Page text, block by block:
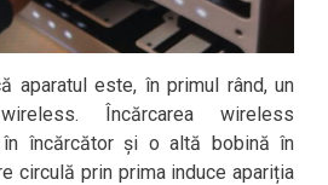
aparatul este, în primul rând, un
Încărcarea wireless
încărcător și o altă bobină în
circulă prin prima induce apariția